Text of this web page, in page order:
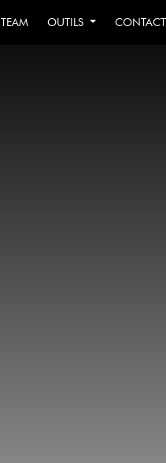
TEAM OUTILS CONTACT